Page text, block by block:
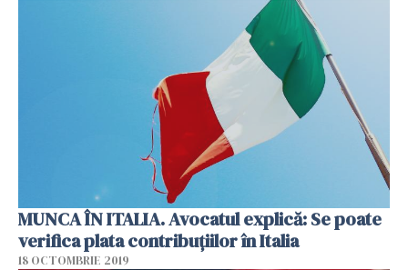
MUNCA ÎN ITALIA. Avocatul explică: Se poate
verifica plata contribuțiilor în Italia
18 OCTOMBRIE 2019